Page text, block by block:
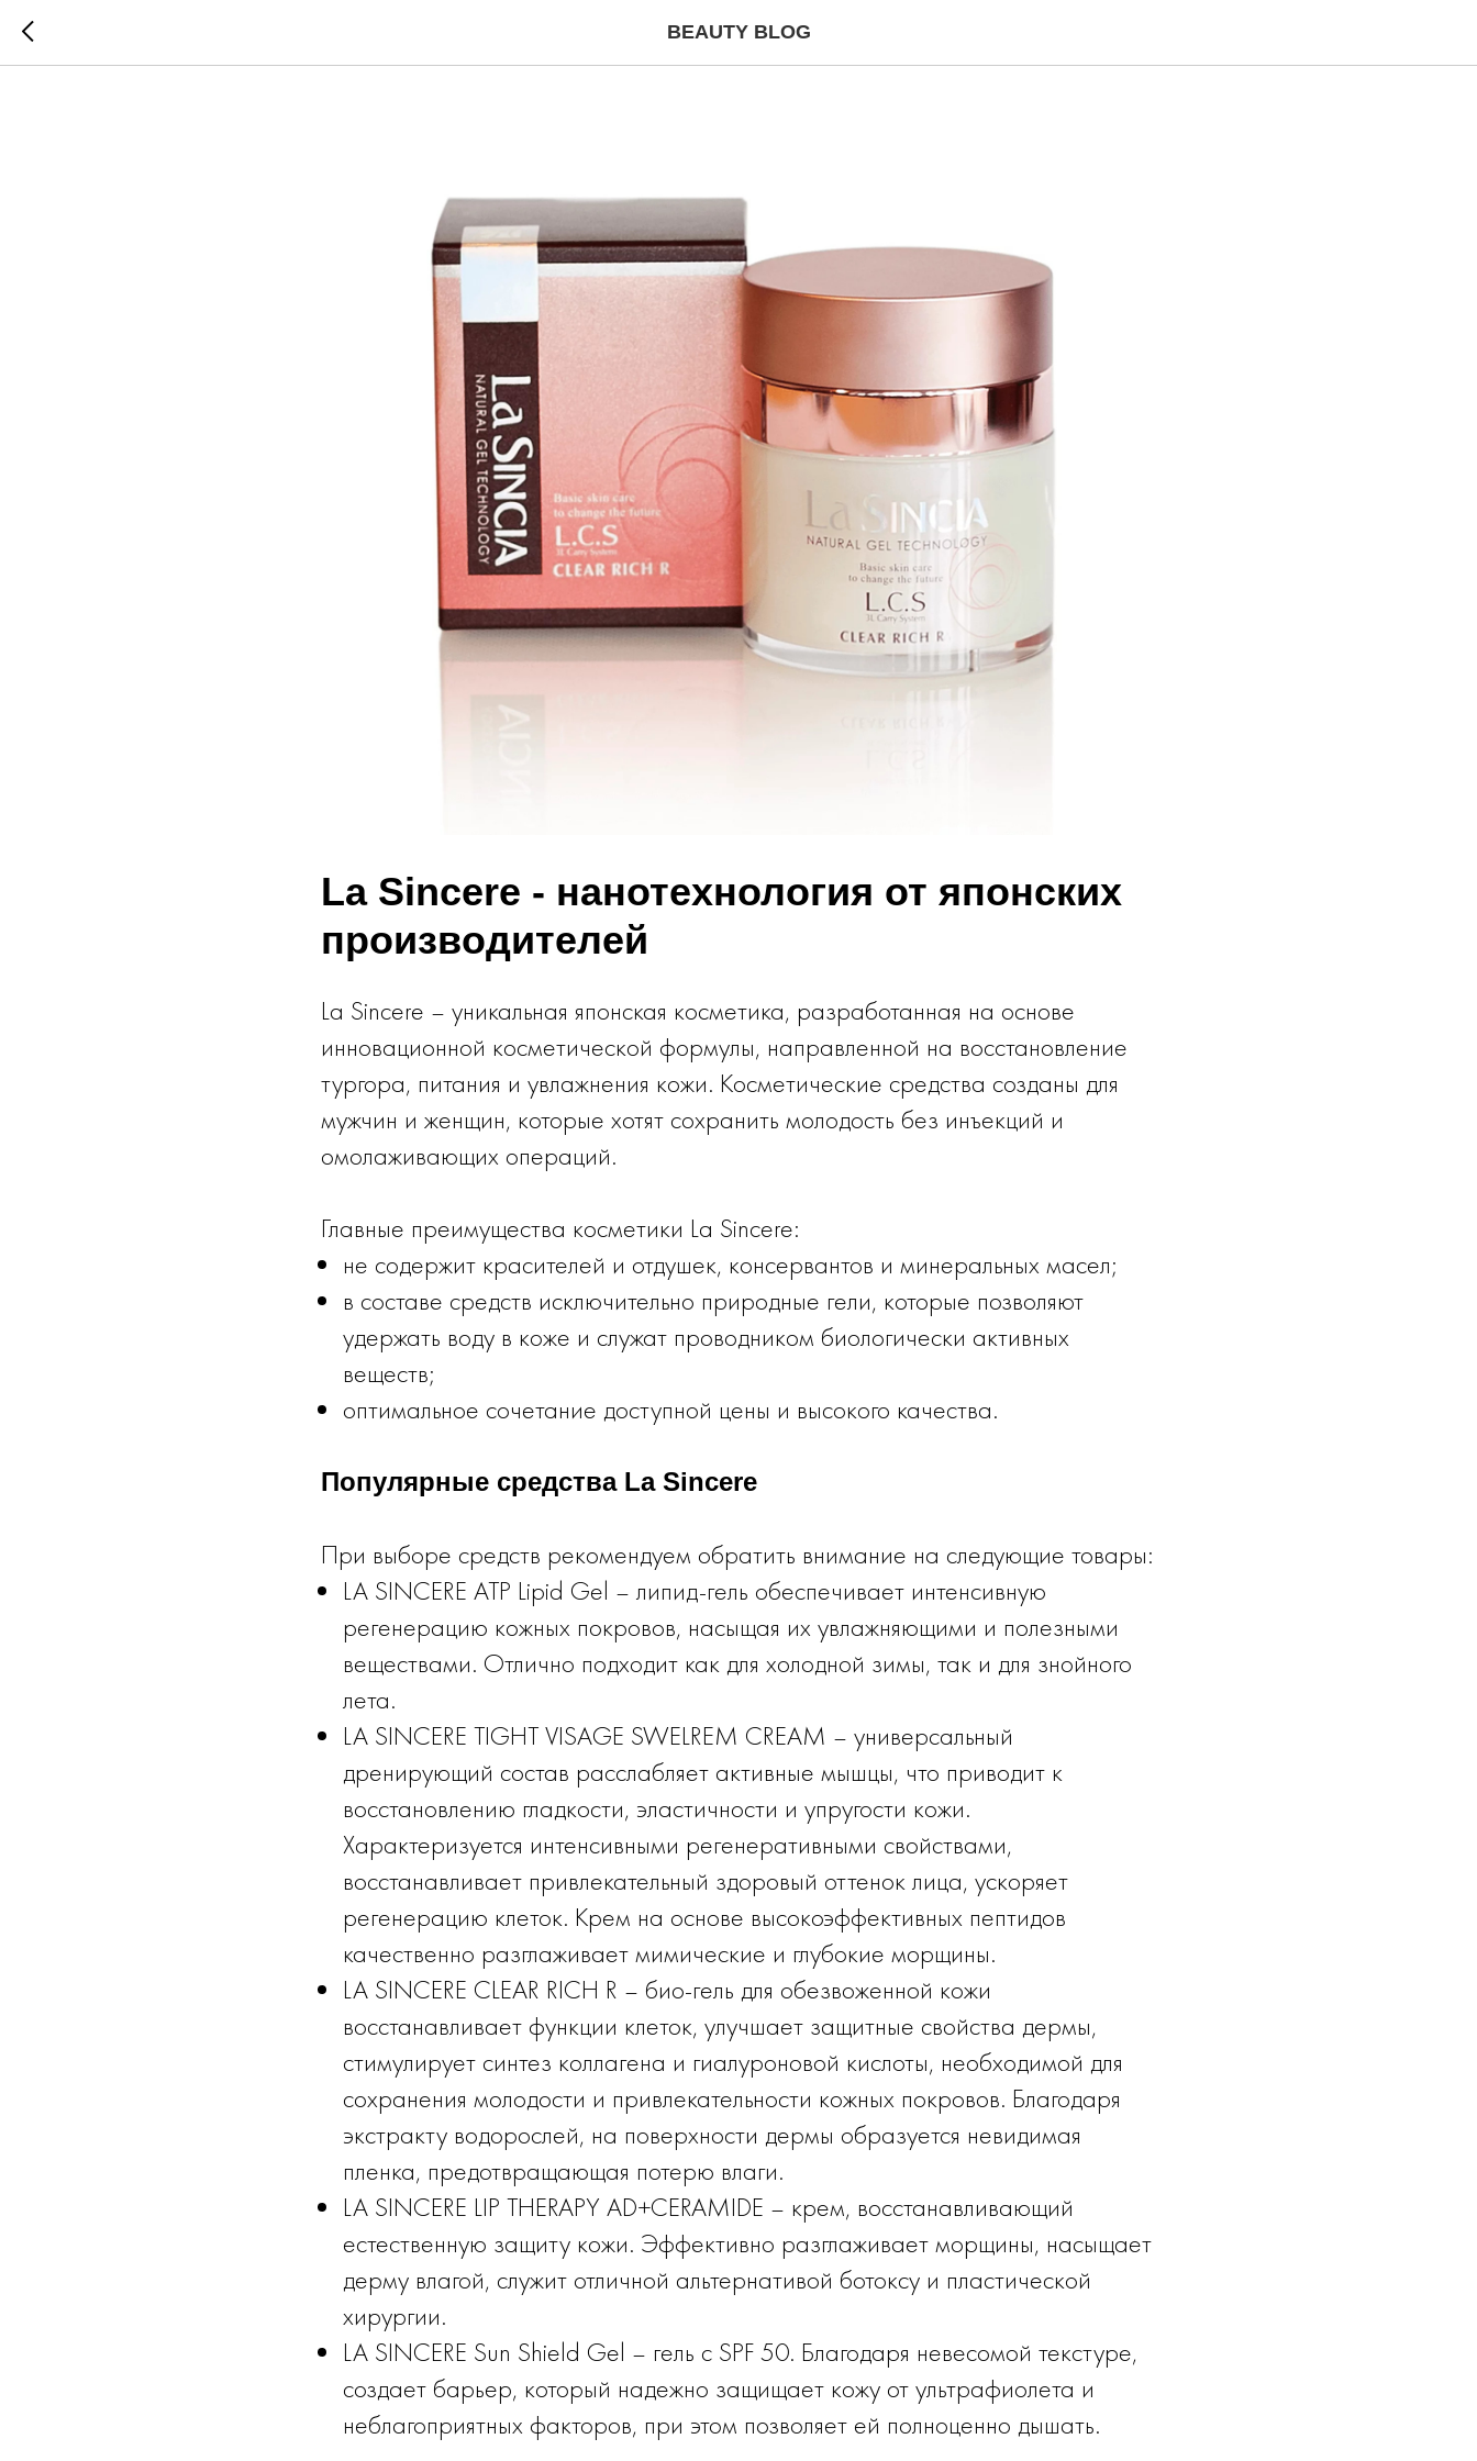
BEAUTY BLOG
La Sincere - нанотехнология от японских
производителей
La Sincere – уникальная японская косметика, разработанная на основе
инновационной косметической формулы, направленной на восстановление
тургора, питания и увлажнения кожи. Косметические средства созданы для
мужчин и женщин, которые хотят сохранить молодость без инъекций и
омолаживающих операций.
Главные преимущества косметики La Sincere:
не содержит красителей и отдушек, консервантов и минеральных масел;
в составе средств исключительно природные гели, которые позволяют
удержать воду в коже и служат проводником биологически активных
веществ;
оптимальное сочетание доступной цены и высокого качества.
Популярные средства La Sincere
При выборе средств рекомендуем обратить внимание на следующие товары:
LA SINCERE ATP Lipid Gel – липид-гель обеспечивает интенсивную
регенерацию кожных покровов, насыщая их увлажняющими и полезными
веществами. Отлично подходит как для холодной зимы, так и для знойного
лета.
LA SINCERE TIGHT VISAGE SWELREM CREAM – универсальный
дренирующий состав расслабляет активные мышцы, что приводит к
восстановлению гладкости, эластичности и упругости кожи.
Характеризуется интенсивными регенеративными свойствами,
восстанавливает привлекательный здоровый оттенок лица, ускоряет
регенерацию клеток. Крем на основе высокоэффективных пептидов
качественно разглаживает мимические и глубокие морщины.
LA SINCERE CLEAR RICH R – био-гель для обезвоженной кожи
восстанавливает функции клеток, улучшает защитные свойства дермы,
стимулирует синтез коллагена и гиалуроновой кислоты, необходимой для
сохранения молодости и привлекательности кожных покровов. Благодаря
экстракту водорослей, на поверхности дермы образуется невидимая
пленка, предотвращающая потерю влаги.
LA SINCERE LIP THERAPY AD+CERAMIDE – крем, восстанавливающий
естественную защиту кожи. Эффективно разглаживает морщины, насыщает
дерму влагой, служит отличной альтернативой ботоксу и пластической
хирургии.
LA SINCERE Sun Shield Gel – гель с SPF 50. Благодаря невесомой текстуре,
создает барьер, который надежно защищает кожу от ультрафиолета и
неблагоприятных факторов, при этом позволяет ей полноценно дышать.